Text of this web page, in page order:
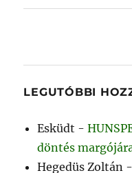
LEGUTÓBBI
Esküdt -
döntés
Hegedüs Zoltán